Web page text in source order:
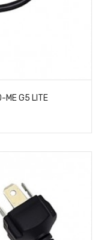
G5 LITE